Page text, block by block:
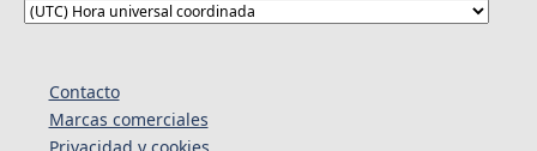
Contacto
Marcas comerciales